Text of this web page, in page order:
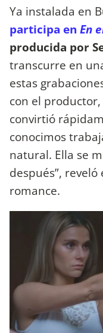
Ya instalada en
participa en En
producida por
transcurre en
estas
con el
convirtió
conocimos
natural. Ella se
después”,
romance.